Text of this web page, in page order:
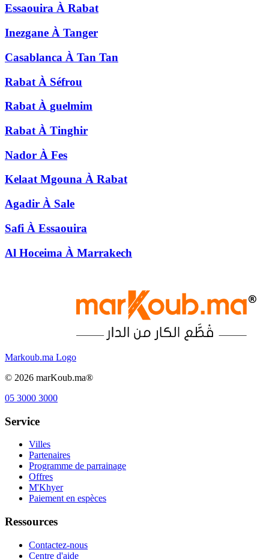
Essaouira À Rabat
Inezgane À Tanger
Casablanca À Tan Tan
Rabat À Séfrou
Rabat À guelmim
Rabat À Tinghir
Nador À Fes
Kelaat Mgouna À Rabat
Agadir À Sale
Safi À Essaouira
Al Hoceima À Marrakech
Markoub.ma Logo
© 2026 marKoub.ma®
05 3000 3000
Service
Villes
Partenaires
Programme de parrainage
Offres
M'Khyer
Paiement en espèces
Ressources
Contactez-nous
Centre d'aide